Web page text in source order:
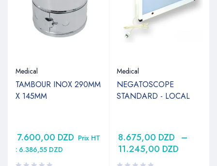
Medical
TAMBOUR INOX 290MM
X 145MM
7.600,00 DZD Prix HT
: 6.386,55 DZD
Medical
NEGATOSCOPE
STANDARD - LOCAL
8.675,00 DZD –
11.245,00 DZD